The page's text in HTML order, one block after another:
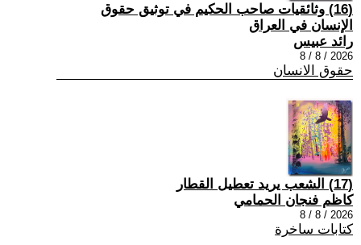
(16) وثائقيات صاحب الحكيم في توثيق حقوق
الإنسان في العراق
رائد عبيس
2026 / 8 / 8
حقوق الانسان
(17) الشعب يريد تعطيل القطار
كاظم فنجان الحمامي
2026 / 8 / 8
كتابات ساخرة